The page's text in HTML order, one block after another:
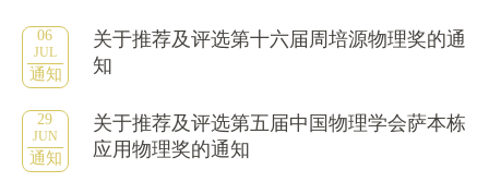
06
JUL
通知
关于推荐及评选第十六届周培源物理奖的通
知
29
JUN
通知
关于推荐及评选第五届中国物理学会萨本栋
应用物理奖的通知